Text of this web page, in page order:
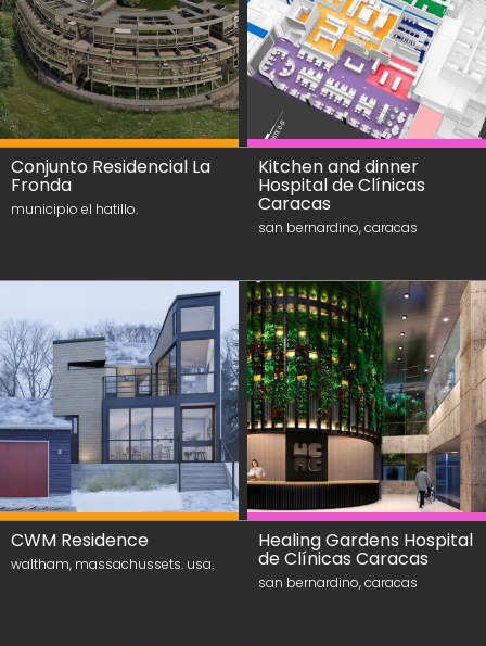
Conjunto Residencial La
Fronda
municipio el hatillo.
Kitchen and dinner
Hospital de Clínicas
Caracas
san bernardino, caracas
CWM Residence
waltham, massachussets. usa.
Healing Gardens Hospital
de Clínicas Caracas
san bernardino, caracas